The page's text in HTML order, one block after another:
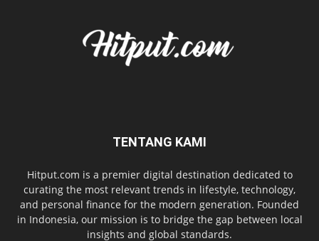
TENTANG KAMI
Hitput.com is a premier digital destination dedicated to
curating the most relevant trends in lifestyle, technology,
and personal finance for the modern generation. Founded
in Indonesia, our mission is to bridge the gap between local
insights and global standards.